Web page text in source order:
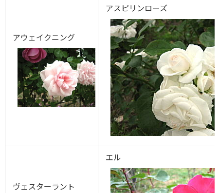
アウェイクニング
アスピリンローズ
ヴェスターラント
エル